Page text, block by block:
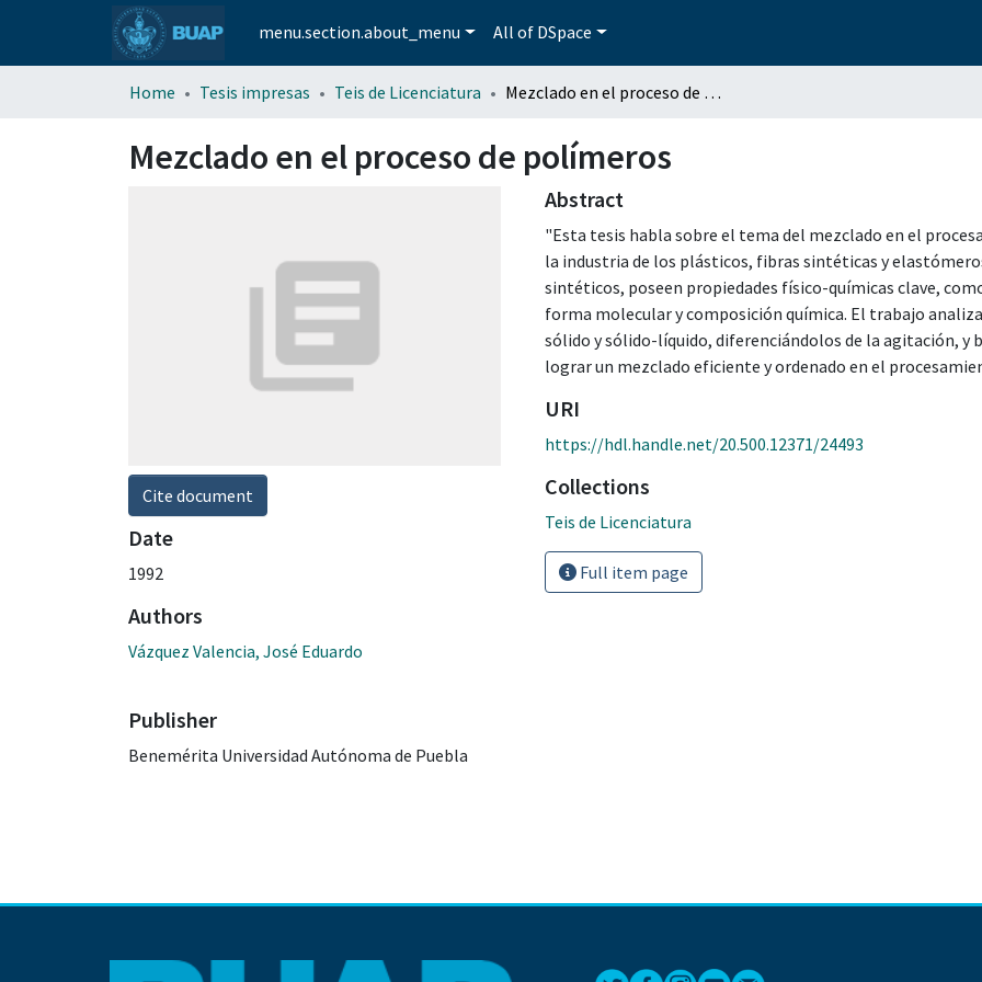
menu.section.about_menu All of DSpace
Home Tesis impresas Teis de Licenciatura Mezclado en el proceso de polímeros
Mezclado en el proceso de polímeros
Cite document
Date
1992
Authors
Vázquez Valencia, José Eduardo
Publisher
Benemérita Universidad Autónoma de Puebla
Abstract
"Esta tesis habla sobre el tema del mezclado en el
la industria de los plásticos, fibras sintéticas y
sintéticos, poseen propiedades físico-químicas clave,
forma molecular y composición química. El trabajo
sólido y sólido-líquido, diferenciándolos de la agitación, y
lograr un mezclado eficiente y ordenado en el
URI
https://hdl.handle.net/20.500.12371/24493
Collections
Teis de Licenciatura
Full item page